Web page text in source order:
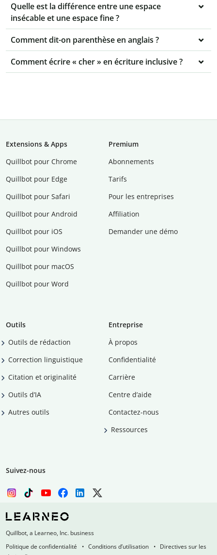
Quelle est la différence entre une espace
insécable et une espace fine ?
Comment dit-on parenthèse en anglais ?
Comment écrire « cher » en écriture inclusive ?
Extensions & Apps
Quillbot pour Chrome
Quillbot pour Edge
Quillbot pour Safari
Quillbot pour Android
Quillbot pour iOS
Quillbot pour Windows
Quillbot pour macOS
Quillbot pour Word
Premium
Abonnements
Tarifs
Pour les entreprises
Affiliation
Demander une démo
Outils
Outils de rédaction
Correction linguistique
Citation et originalité
Outils d’IA
Autres outils
Entreprise
À propos
Confidentialité
Carrière
Centre d’aide
Contactez-nous
Ressources
Suivez-nous
Quillbot, a Learneo, Inc. business
Politique de confidentialité
Conditions d’utilisation
Directives sur les